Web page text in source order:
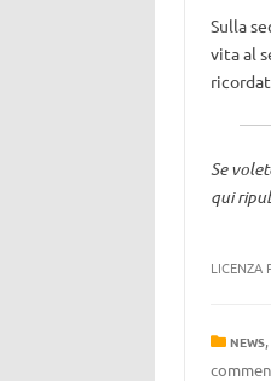
Sulla
vita al
Se
qui
LICENZA
NEWS,